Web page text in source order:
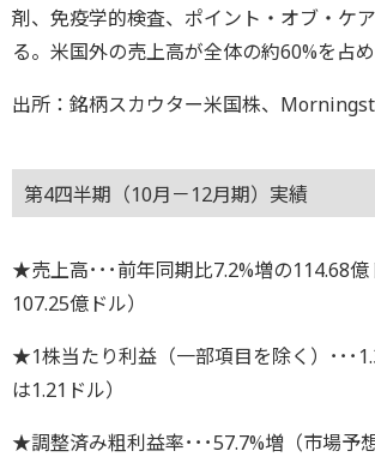
剤、免疫学的検査、ポイント・オブ・ケ
る。米国外の売上高が全体の約60%を占め
出所：銘柄スカウター米国株、
第4四半期（10月－12月期）実績
★売上高･･･前年同期比7.2%増の114.68
107.25億ドル）
★1株当たり利益（一部項目を除く）･･･
は1.21ドル）
★調整済み粗利益率･･･57.7%増（市場予想